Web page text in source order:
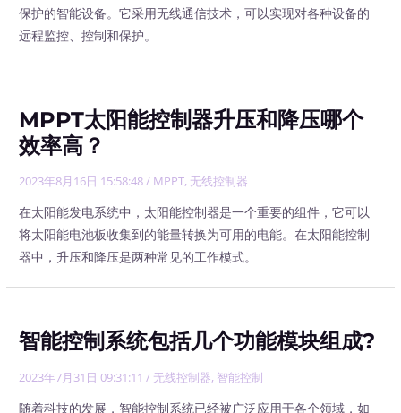
保护的智能设备。它采用无线通信技术，可以实现对各种设备的
远程监控、控制和保护。
MPPT太阳能控制器升压和降压哪个
效率高？
2023年8月16日 15:58:48/ MPPT, 无线控制器
在太阳能发电系统中，太阳能控制器是一个重要的组件，它可以
将太阳能电池板收集到的能量转换为可用的电能。在太阳能控制
器中，升压和降压是两种常见的工作模式。
智能控制系统包括几个功能模块组成?
2023年7月31日 09:31:11 / 无线控制器, 智能控制
随着科技的发展，智能控制系统已经被广泛应用于各个领域，如